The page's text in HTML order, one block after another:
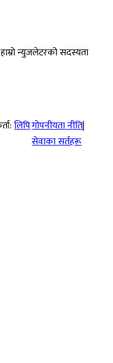
न्युजलेटरको सदस्यता
लिपिगोपनीयता नीति|
सेवाका सर्तहरू